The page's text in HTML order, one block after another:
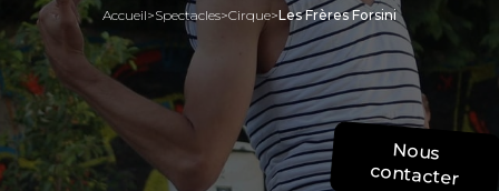
Accueil>Spectacles>Cirque>Les Frères Forsini
Nous
contacter